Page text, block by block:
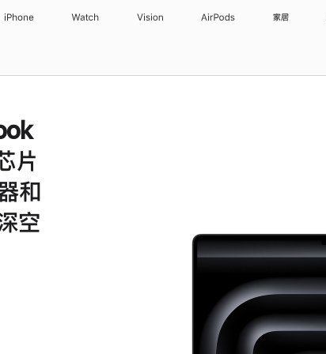
iPhone Watch Vision AirPods 家居
片
和
空